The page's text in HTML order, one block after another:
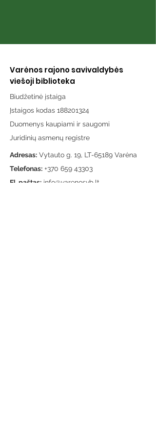
Varėnos rajono savivaldybės
viešoji biblioteka
Biudžetinė įstaiga
Įstaigos kodas 188201324
Duomenys kaupiami ir saugomi
Juridinių asmenų registre
Adresas: Vytauto g. 19, LT-65189 Varėna
Telefonas: +370 659 43303
El. paštas: info@varenosvb.lt